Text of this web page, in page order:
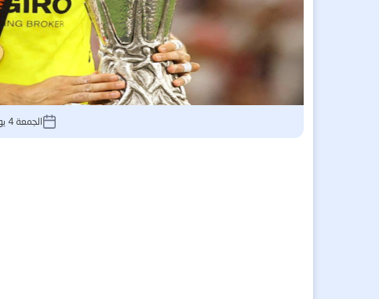
الجمعة 4 يوليو 2025, 5:26 مساءً